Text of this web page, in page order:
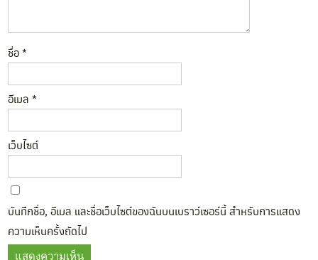
ชื่อ*
อีเมล*
เว็บไซต์
บันทึกชื่อ, อีเมล และชื่อเว็บไซต์ของฉันบนเบราว์เซอร์นี้ สำหรับการแสดง
ความเห็นครั้งถัดไป